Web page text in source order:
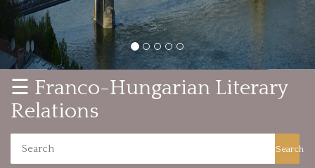
☰ Franco-Hungarian Literary
Relations
Search